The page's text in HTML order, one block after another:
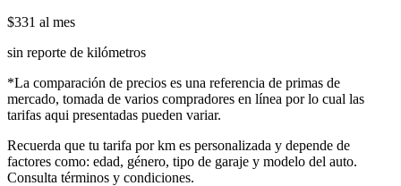
$331 al mes
sin reporte de kilómetros
*La comparación de precios es una referencia de primas de
mercado, tomada de varios compradores en línea por lo cual las
tarifas aqui presentadas pueden variar.
Recuerda que tu tarifa por km es personalizada y depende de
factores como: edad, género, tipo de garaje y modelo del auto.
Consulta términos y condiciones.